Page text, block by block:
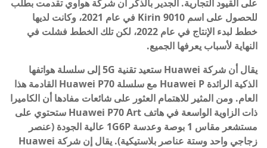
على القيود التجارية. الجدير بالذكر أن شركة هواوي تقدمت بطلب
للحصول على اسم Kirin 9010 في عام 2021، وكانت لديها
خطط لبدء الإنتاج في عام 2022، لكن تلك الخطط فشلت في
النهاية لأسباب يعرفها الجميع.
يقال أن شركة Huawei ستعيد تقنية 5G إلى سلسلة هواتفها
الذكية الرائدة Huawei P مع سلسلة Huawei P70 القادمة هذا
العام. ومن المثير للاهتمام العثور على شائعات مفادها أن الكاميرا
ذات الزاوية الواسعة في هاتف Huawei P70 Art ستحتوي على
مستشعر مقاس 1 بوصة وعدسة 1G6P عالية الجودة (عنصر
زجاجي واحد وستة عناصر بلاستيكية). يقال إن شركة Huawei